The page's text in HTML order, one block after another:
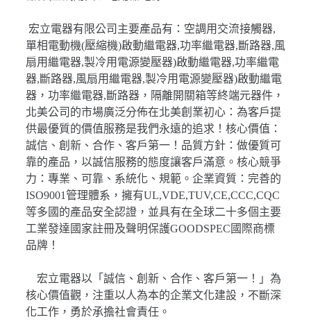
宏立電器有限公司主要產品有：空調用交流接觸器,
單相電動機(壓縮機)啟動繼電器,功率繼電器,斷路器,風
扇用繼電器,製冷用電源變壓器)啟動繼電器,功率繼電
器,斷路器,風扇用繼電器,製冷用電源變壓器)啟動繼電
器，功率繼電器,斷路器，隔離開關箱等終端元器件，
北美公司的市場廣泛分佈在北美創業初心：為客戶提
供最優質的價值服務是我們永遠的追求！核心價值：
誠信、創新、合作、客戶第一！品質方針：做優質可
靠的產品，以誠信服務的態度讓客戶滿意。核心競爭
力：專業、可靠、系統化、規範。企業資質：完善的
ISO9001管理體系，擁有UL,VDE,TUV,CE,CCC,CQC
等多國的產品安全認證，並具有在全球二十多個主要
工業發達國家註冊及聲明保護GOODSPEC國際商標
品牌！
宏立電器以「誠信、創新、合作、客戶第一！」為
核心價值觀，注重以人為本的企業文化建設，不斷深
化工作，勇於承擔社會責任。